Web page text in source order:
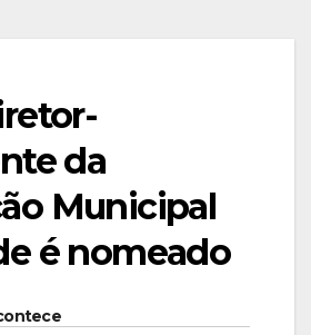
da
Municipal
é nomeado